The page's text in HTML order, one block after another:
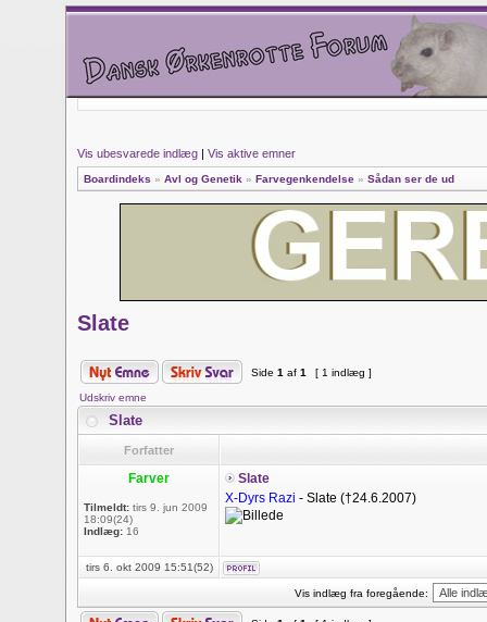
Vis ubesvarede indlæg | Vis aktive emner
Boardindeks » Avl og Genetik » Farvegenkendelse » Sådan ser de ud
Slate
Side 1 af 1 [ 1 indlæg ]
Udskriv emne
Slate
Forfatter
Farver
Tilmeldt: tirs 9. jun 2009
18:09(24)
Indlæg: 16
Slate
X-Dyrs Razi - Slate (†24.6.2007)
tirs 6. okt 2009 15:51(52)
Vis indlæg fra foregående: